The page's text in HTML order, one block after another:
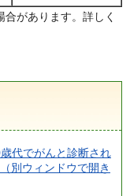
があります。詳しく
代でがんと診断され
別ウィンドウで開き